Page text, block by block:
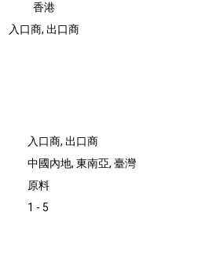
香港
入口商, 出口商
入口商, 出口商
中國內地, 東南亞, 臺灣
原料
1 - 5